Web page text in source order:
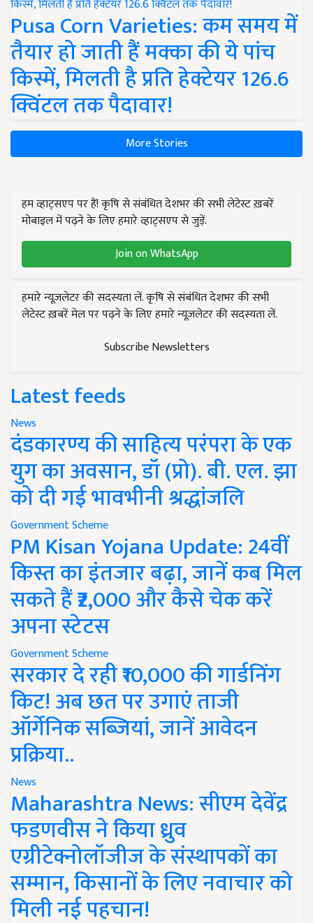
Pusa Corn Varieties: कम समय में
तैयार हो जाती हैं मक्का की ये पांच
किस्में, मिलती है प्रति हेक्टेयर 126.6
क्विंटल तक पैदावार!
More Stories
हम व्हाट्सएप पर हैं! कृषि से संबंधित देशभर की सभी लेटेस्ट ख़बरें
मोबाइल में पढ़ने के लिए हमारे व्हाट्सएप से जुड़ें.
Join on WhatsApp
हमारे न्यूज़लेटर की सदस्यता लें. कृषि से संबंधित देशभर की सभी
लेटेस्ट ख़बरें मेल पर पढ़ने के लिए हमारे न्यूज़लेटर की सदस्यता लें.
Subscribe Newsletters
Latest feeds
News
दंडकारण्य की साहित्य परंपरा के एक
युग का अवसान, डॉ (प्रो). बी. एल. झा
को दी गई भावभीनी श्रद्धांजलि
Government Scheme
PM Kisan Yojana Update: 24वीं
किस्त का इंतजार बढ़ा, जानें कब मिल
सकते हैं ₹2,000 और कैसे चेक करें
अपना स्टेटस
Government Scheme
सरकार दे रही ₹10,000 की गार्डनिंग
किट! अब छत पर उगाएं ताजी
ऑर्गेनिक सब्जियां, जानें आवेदन
प्रक्रिया..
News
Maharashtra News: सीएम देवेंद्र
फडणवीस ने किया ध्रुव
एग्रीटेक्नोलॉजीज के संस्थापकों का
सम्मान, किसानों के लिए नवाचार को
मिली नई पहचान!